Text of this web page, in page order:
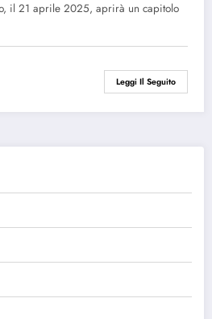
pontefice?
il 21 aprile 2025, aprirà un capitolo
Leggi Il Seguito